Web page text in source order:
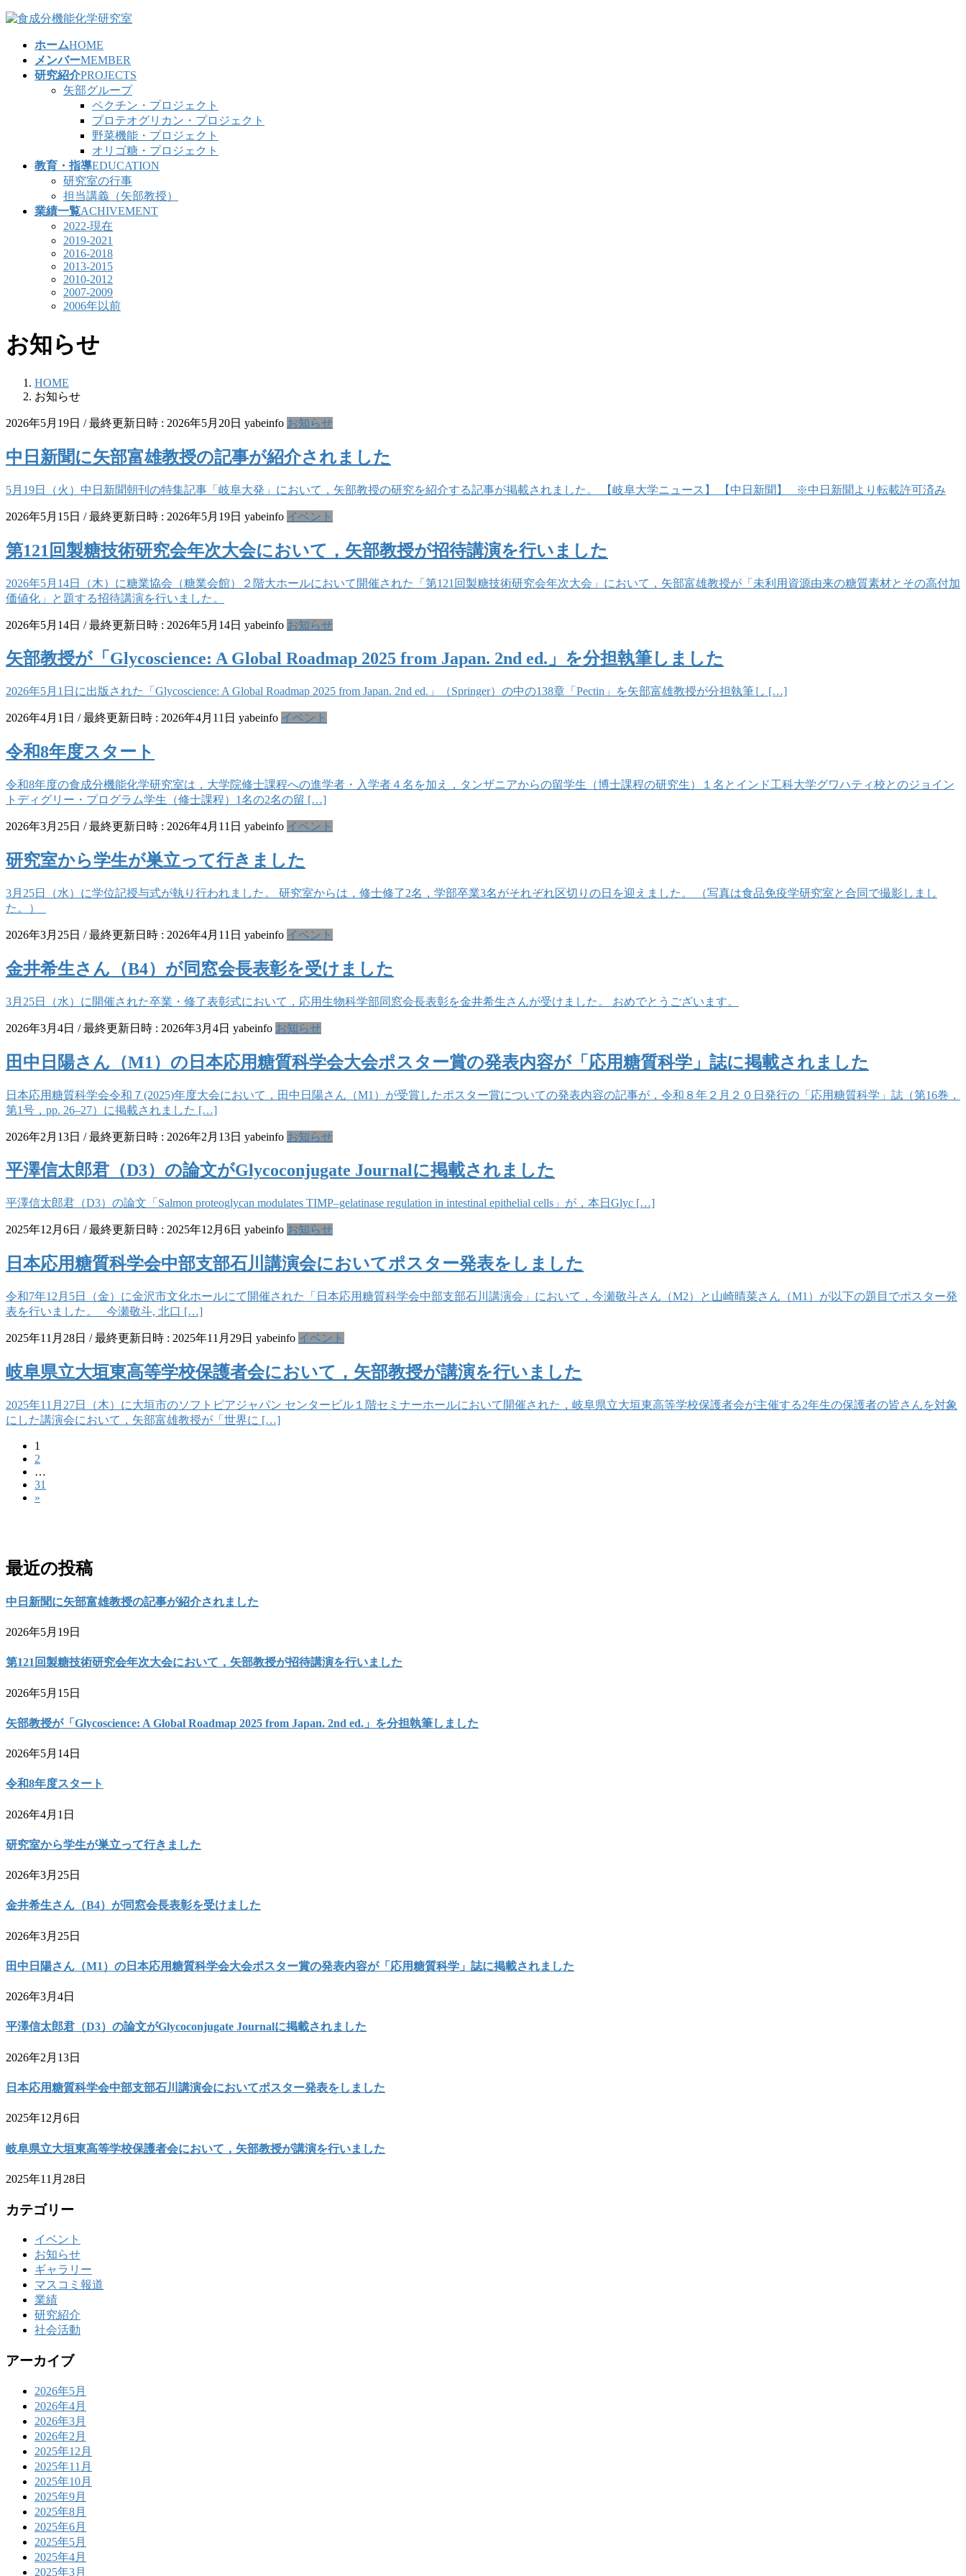
コ
ナ
ホームHOME
メンバーMEMBER
研究紹介PROJECTS
矢部グループ
ペクチン・プロジェクト
プロテオグリカン・プロジェクト
野菜機能・プロジェクト
オリゴ糖・プロジェクト
教育・指導EDUCATION
研究室の行事
担当講義（矢部教授）
業績一覧ACHIVEMENT
2022-現在
2019-2021
2016-2018
2013-2015
2010-2012
2007-2009
2006年以前
お知らせ
HOME
お知らせ
2026年5月19日 / 最終更新日時 : 2026年5月20日 yabeinfo お知らせ
中日新聞に矢部富雄教授の記事が紹介されました
5月19日（火）中日新聞朝刊の特集記事「岐阜大発」において，矢部教授の研究を紹介する記事が掲載されました。 【岐阜大学ニュース】 【中日新聞】 ※中日新聞より転載許可済み
2026年5月15日 / 最終更新日時 : 2026年5月19日 yabeinfo イベント
第121回製糖技術研究会年次大会において，矢部教授が招待講演を行いました
2026年5月14日（木）に糖業協会（糖業会館）２階大ホールにおいて開催された「第121回製糖技術研究会年次大会」において，矢部富雄教授が「未利用資源由来の糖質素材とその高付加
価値化」と題する招待講演を行いました。
2026年5月14日 / 最終更新日時 : 2026年5月14日 yabeinfo お知らせ
矢部教授が「Glycoscience: A Global Roadmap 2025 from Japan. 2nd ed.」を分担執筆しました
2026年5月1日に出版された「Glycoscience: A Global Roadmap 2025 from Japan. 2nd ed.」（Springer）の中の138章「Pectin」を矢部富雄教授が分担執筆し […]
2026年4月1日 / 最終更新日時 : 2026年4月11日 yabeinfo イベント
令和8年度スタート
令和8年度の食成分機能化学研究室は，大学院修士課程への進学者・入学者４名を加え，タンザニアからの留学生（博士課程の研究生）１名とインド工科大学グワハティ校とのジョイン
トディグリー・プログラム学生（修士課程）1名の2名の留 […]
2026年3月25日 / 最終更新日時 : 2026年4月11日 yabeinfo イベント
研究室から学生が巣立って行きました
3月25日（水）に学位記授与式が執り行われました。 研究室からは，修士修了2名，学部卒業3名がそれぞれ区切りの日を迎えました。 （写真は食品免疫学研究室と合同で撮影しまし
た。）
2026年3月25日 / 最終更新日時 : 2026年4月11日 yabeinfo イベント
金井希生さん（B4）が同窓会長表彰を受けました
3月25日（水）に開催された卒業・修了表彰式において，応用生物科学部同窓会長表彰を金井希生さんが受けました。 おめでとうございます。
2026年3月4日 / 最終更新日時 : 2026年3月4日 yabeinfo お知らせ
田中日陽さん（M1）の日本応用糖質科学会大会ポスター賞の発表内容が「応用糖質科学」誌に掲載されました
日本応用糖質科学会令和７(2025)年度大会において，田中日陽さん（M1）が受賞したポスター賞についての発表内容の記事が，令和８年２月２０日発行の「応用糖質科学」誌（第16巻，
第1号，pp. 26–27）に掲載されました […]
2026年2月13日 / 最終更新日時 : 2026年2月13日 yabeinfo お知らせ
平澤信太郎君（D3）の論文がGlycoconjugate Journalに掲載されました
平澤信太郎君（D3）の論文「Salmon proteoglycan modulates TIMP–gelatinase regulation in intestinal epithelial cells」が，本日Glyc […]
2025年12月6日 / 最終更新日時 : 2025年12月6日 yabeinfo お知らせ
日本応用糖質科学会中部支部石川講演会においてポスター発表をしました
令和7年12月5日（金）に金沢市文化ホールにて開催された「日本応用糖質科学会中部支部石川講演会」において，今瀬敬斗さん（M2）と山崎晴菜さん（M1）が以下の題目でポスター発
表を行いました。 今瀬敬斗, 北口 […]
2025年11月28日 / 最終更新日時 : 2025年11月29日 yabeinfo イベント
岐阜県立大垣東高等学校保護者会において，矢部教授が講演を行いました
2025年11月27日（木）に大垣市のソフトピアジャパン センタービル１階セミナーホールにおいて開催された，岐阜県立大垣東高等学校保護者会が主催する2年生の保護者の皆さんを対象
にした講演会において，矢部富雄教授が「世界に […]
ジ
り
固
定
ペ
ー
ジ
1
固
定
ペ
ー
2
…
固
定
31
»
最近の投稿
中日新聞に矢部富雄教授の記事が紹介されました
2026年5月19日
第121回製糖技術研究会年次大会において，矢部教授が招待講演を行いました
2026年5月15日
矢部教授が「Glycoscience: A Global Roadmap 2025 from Japan. 2nd ed.」を分担執筆しました
2026年5月14日
令和8年度スタート
2026年4月1日
研究室から学生が巣立って行きました
2026年3月25日
金井希生さん（B4）が同窓会長表彰を受けました
2026年3月25日
田中日陽さん（M1）の日本応用糖質科学会大会ポスター賞の発表内容が「応用糖質科学」誌に掲載されました
2026年3月4日
平澤信太郎君（D3）の論文がGlycoconjugate Journalに掲載されました
2026年2月13日
日本応用糖質科学会中部支部石川講演会においてポスター発表をしました
2025年12月6日
岐阜県立大垣東高等学校保護者会において，矢部教授が講演を行いました
2025年11月28日
カテゴリー
イベント
お知らせ
ギャラリー
マスコミ報道
業績
研究紹介
社会活動
アーカイブ
2026年5月
2026年4月
2026年3月
2026年2月
2025年12月
2025年11月
2025年10月
2025年9月
2025年8月
2025年6月
2025年5月
2025年4月
2025年3月